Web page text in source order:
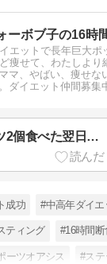
エットで長年巨大
痩せて、わたしより
マ、やばい、痩せな
ダイエット仲間募集
【失敗！？】ドーナツ2個食べた翌日の体重は？？
成功 #中高年ダイエ
ティング #16時間断
ーツオアシス #ス